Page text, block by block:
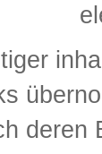
deren